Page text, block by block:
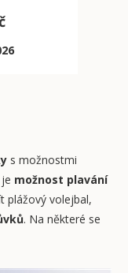
s možnostmi
možnost plavání
plážový volejbal,
. Na některé se